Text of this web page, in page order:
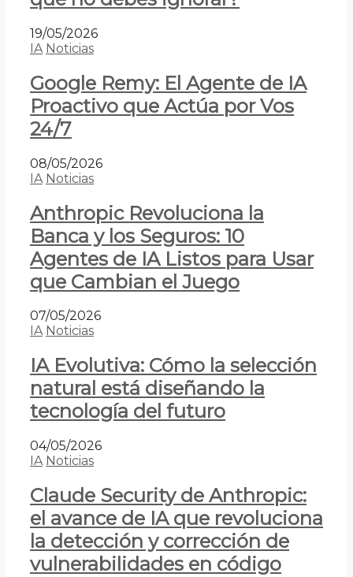
19/05/2026
IA Noticias
Google Remy: El Agente de IA
Proactivo que Actúa por Vos
24/7
08/05/2026
IA Noticias
Anthropic Revoluciona la
Banca y los Seguros: 10
Agentes de IA Listos para Usar
que Cambian el Juego
07/05/2026
IA Noticias
IA Evolutiva: Cómo la selección
natural está diseñando la
tecnología del futuro
04/05/2026
IA Noticias
Claude Security de Anthropic:
el avance de IA que revoluciona
la detección y corrección de
vulnerabilidades en código